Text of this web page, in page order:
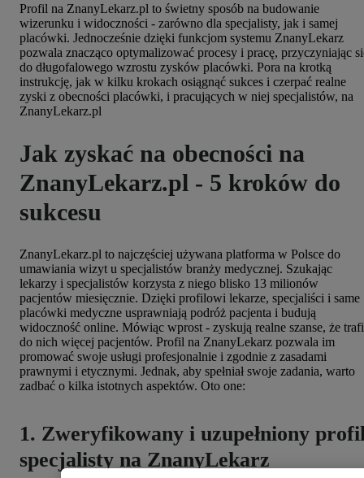
Profil na ZnanyLekarz.pl to świetny sposób na budowanie
wizerunku i widoczności - zarówno dla specjalisty, jak i samej
placówki. Jednocześnie dzięki funkcjom systemu ZnanyLekarz
pozwala znacząco optymalizować procesy i pracę, przyczyniając
do długofalowego wzrostu zysków placówki. Pora na krotką
instrukcję, jak w kilku krokach osiągnąć sukces i czerpać realne
zyski z obecności placówki, i pracujących w niej specjalistów, na
ZnanyLekarz.pl
Jak zyskać na obecności na
ZnanyLekarz.pl - 5 kroków do
sukcesu
ZnanyLekarz.pl to najczęściej używana platforma w Polsce do
umawiania wizyt u specjalistów branży medycznej. Szukając
lekarzy i specjalistów korzysta z niego blisko 13 milionów
pacjentów miesięcznie. Dzięki profilowi lekarze, specjaliści i same
placówki medyczne usprawniają podróż pacjenta i budują
widoczność online. Mówiąc wprost - zyskują realne szanse, że trafi
do nich więcej pacjentów. Profil na ZnanyLekarz pozwala im
promować swoje usługi profesjonalnie i zgodnie z zasadami
prawnymi i etycznymi. Jednak, aby spełniał swoje zadania, warto
zadbać o kilka istotnych aspektów. Oto one:
1. Zweryfikowany i uzupełniony
specjalisty na ZnanyLekarz